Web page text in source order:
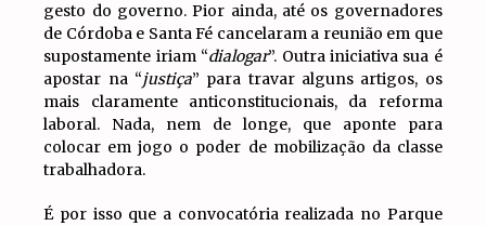
gesto do governo. Pior ainda, até os governadores
de Córdoba e Santa Fé cancelaram a reunião em que
supostamente iriam “dialogar”. Outra iniciativa sua é
apostar na “justiça” para travar alguns artigos, os
mais claramente anticonstitucionais, da reforma
laboral. Nada, nem de longe, que aponte para
colocar em jogo o poder de mobilização da classe
trabalhadora.
É por isso que a convocatória realizada no Parque